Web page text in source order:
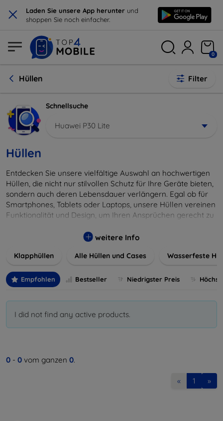
× Laden Sie unsere App herunter und
shoppen Sie noch einfacher.
0
Hüllen Filter
Schnellsuche
Huawei P30 Lite
Hüllen
Entdecken Sie unsere vielfältige Auswahl an hochwertigen
Hüllen, die nicht nur stilvollen Schutz für Ihre Geräte bieten,
sondern auch deren Lebensdauer verlängern. Egal ob für
Smartphones, Tablets oder Laptops, unsere Hüllen vereinen
Funktionalität und Design, um Ihren Ansprüchen gerecht zu
Farben, um Ihren persönlichen Stil perfekt zu
weitere Info
Klapphüllen Alle Hüllen und Cases Wasserfeste
Empfohlen Bestseller Niedrigster Preis
I did not find any active products.
0 - 0 vom ganzen 0.
« 1 »